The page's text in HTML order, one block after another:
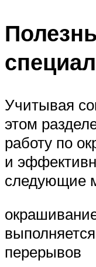
Учитывая
этом
работу по
и
следующие
перерывов